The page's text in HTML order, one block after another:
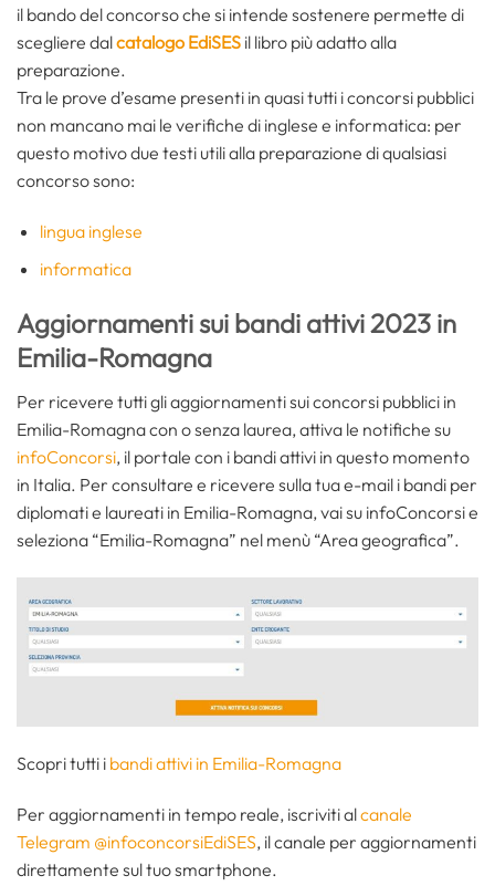
il bando del concorso che si intende sostenere permette di
scegliere dalcatalogo EdiSES il libro più adatto alla
preparazione.
Tra le prove d’esame presenti in quasi tutti i concorsi pubblici
non mancano mai le verifiche di inglese e informatica: per
questo motivo due testi utili alla preparazione di qualsiasi
concorso sono:
lingua inglese
informatica
Aggiornamenti sui bandi attivi 2023 in
Emilia-Romagna
Per ricevere tutti gli aggiornamenti sui concorsi pubblici in
Emilia-Romagna con o senza laurea, attiva le notifiche su
infoConcorsi, il portale con i bandi attivi in questo momento
in Italia. Per consultare e ricevere sulla tua e-mail i bandi per
diplomati e laureati in Emilia-Romagna, vai su infoConcorsi e
seleziona “Emilia-Romagna” nel menù “Area geografica”.
Scopri tutti i bandi attivi in Emilia-Romagna
Per aggiornamenti in tempo reale, iscriviti alcanale
Telegram @infoconcorsiEdiSES, il canale per aggiornamenti
direttamente sul tuo smartphone.